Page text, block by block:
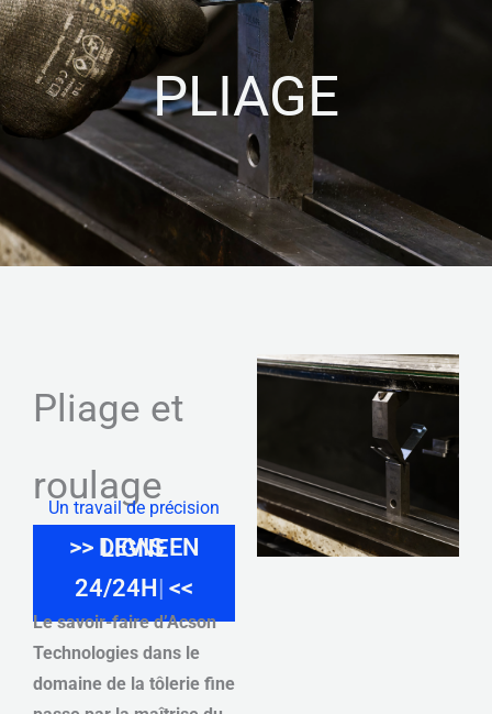
PLIAGE
Pliage et
roulage
Un travail de précision
>> DEVIS EN LIGNE
GR <<
Le savoir-faire d’Acson
Technologies dans le
domaine de la tôlerie fine